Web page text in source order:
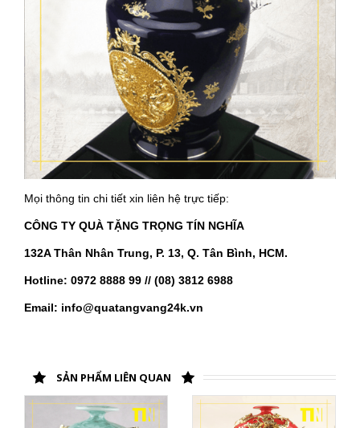
Mọi thông tin chi tiết xin liên hệ trực tiếp:
CÔNG TY QUÀ TẶNG TRỌNG TÍN NGHĨA
132A Thân Nhân Trung, P. 13, Q. Tân Bình, HCM.
Hotline: 0972 8888 99 // (08) 3812 6988
Email: info@quatangvang24k.vn
SẢN PHẨM LIÊN QUAN